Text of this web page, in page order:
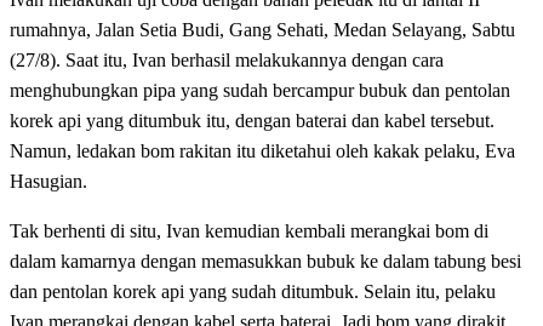
rumahnya, Jalan Setia Budi, Gang Sehati, Medan Selayang, Sabtu
(27/8). Saat itu, Ivan berhasil melakukannya dengan cara
menghubungkan pipa yang sudah bercampur bubuk dan pentolan
korek api yang ditumbuk itu, dengan baterai dan kabel tersebut.
Namun, ledakan bom rakitan itu diketahui oleh kakak pelaku, Eva
Hasugian.
Tak berhenti di situ, Ivan kemudian kembali merangkai bom di
dalam kamarnya dengan memasukkan bubuk ke dalam tabung besi
dan pentolan korek api yang sudah ditumbuk. Selain itu, pelaku
Ivan merangkai dengan kabel serta baterai. Jadi bom yang dirakit